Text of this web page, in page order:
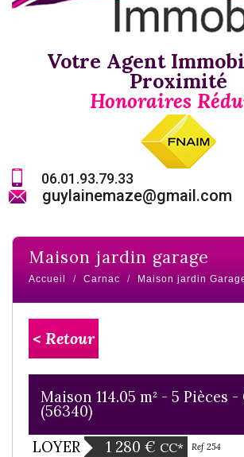
Votre Agent
Proximité
Honoraires
06.01.93.79.33
guylainemaze@gmail.com
maison jardin garage
Accueil Carnac Maison jardin
< Retour
Maison 114.05 m² - 5 Pièces
(56340)
LOYER
1 280 € CC* Ref 254